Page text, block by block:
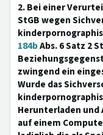
2. Bei einer
StGB wegen
184bAbs. 6 Satz 2
zwingend ein
Wurde das
Herunterladen und
auf einem